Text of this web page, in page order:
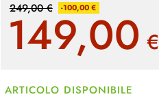
249,00 € -100,00 €
149,00 €
ARTICOLO DISPONIBILE